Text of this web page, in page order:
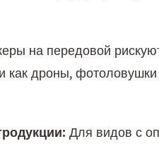
на передовой
дроны,
Для видов с